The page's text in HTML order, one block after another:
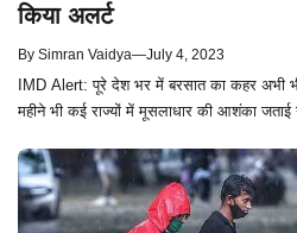
किया अलर्ट
By Simran Vaidya—July 4, 2023
IMD Alert: पूरे देश भर में बरसात का कहर अभी
महीने भी कई राज्यों में मूसलाधार की आशंका जताई